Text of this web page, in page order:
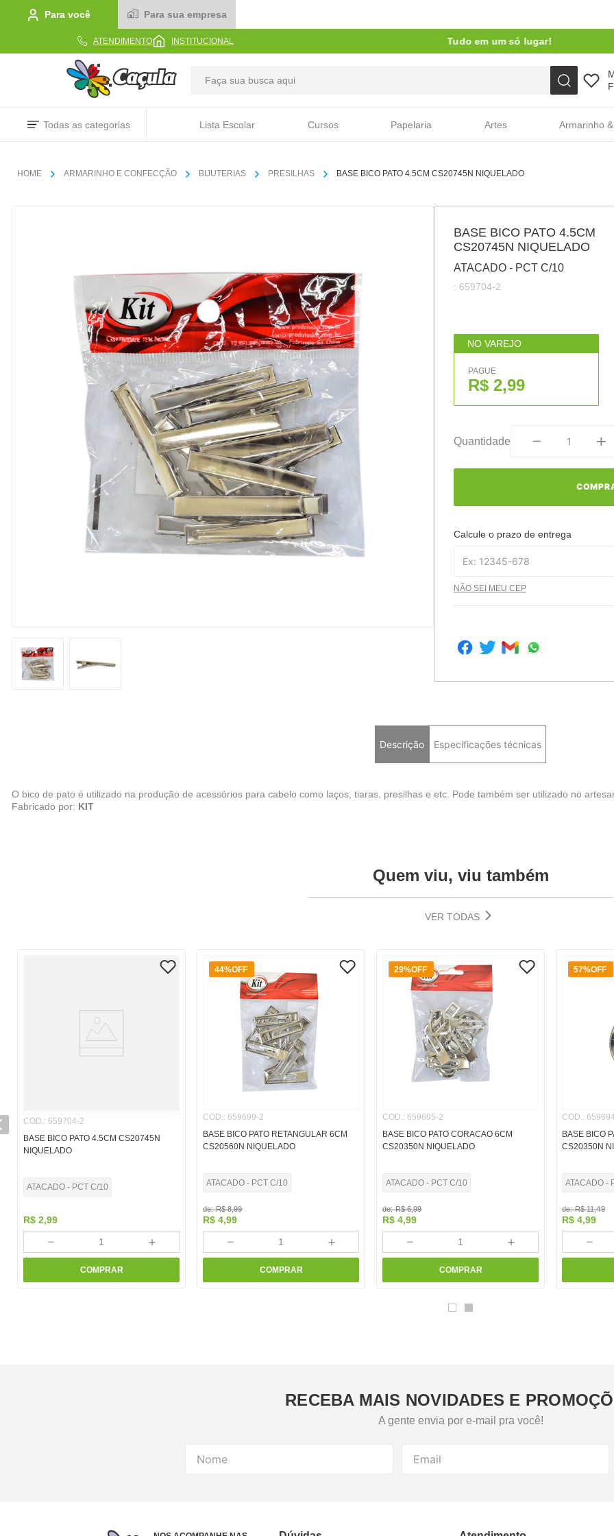
Para você Para sua empresa
ATENDIMENTO INSTITUCIONAL Tudo em um só lugar!
Todas as categorias Lista Escolar Cursos Papelaria Artes Armarinho
ARMARINHO E CONFECÇÃO BIJUTERIAS PRESILHAS BASE BICO PATO 4.5CM CS20745N NIQUELADO
BASE BICO PATO 4.5CM
CS20745N NIQUELADO
ATACADO - PCT C/10
: 659704-2
NO VAREJO
PAGUE
R$ 2,99
Quantidade
Calcule o prazo de entrega
NÃO SEI MEU CEP
Descrição Especificações técnicas
O bico de pato é utilizado na produção de acessórios para cabelo como laços, tiaras, presilhas e etc. Pode também ser utilizado no
Fabricado por: KIT
Quem viu, viu também
VER TODAS
COD.: 659704-2
BASE BICO PATO 4.5CM CS20745N
NIQUELADO
ATACADO - PCT C/10
R$ 2,99
＋
－
COMPRAR
44%OFF
COD.: 659699-2
BASE BICO PATO RETANGULAR 6CM
CS20560N NIQUELADO
ATACADO - PCT C/10
de:R$ 8,99
R$ 4,99
＋
－
COMPRAR
29%OFF
COD.: 659695-2
BASE BICO PATO CORACAO 6CM
CS20350N NIQUELADO
ATACADO - PCT C/10
de:R$ 6,99
R$ 4,99
＋
－
COMPRAR
57%OFF
COD.:
BASE BICO
CS20350N
ATACADO -
de:R$ 11,49
R$ 4,99
－
RECEBA MAIS NOVIDADES E
A gente envia por e-mail pra você!
TERMOS MAIS BUSCADOS
linha
papel
8 º cola
9º barbante
º pasta